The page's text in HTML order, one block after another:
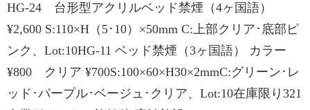
HG-24 台形型アクリルベッド禁煙（4ヶ国語）
¥2,600 S:110×H（5･10）×50mm C:上部クリア･底部ピ
ンク、Lot:10HG-11 ベッド禁煙（3ヶ国語） カラー
¥800 クリア ¥700S:100×60×H30×2mmC:グリーン･レ
ッド･パープル･ベージュ･クリア、Lot:10在庫限り321